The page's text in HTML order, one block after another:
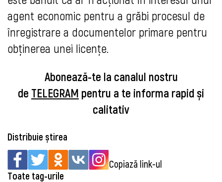
agent economic pentru a grăbi procesul de
înregistrare a documentelor primare pentru
obținerea unei licențe.
Abonează-te la canalul nostru
de TELEGRAM pentru a te informa rapid și
calitativ
Distribuie știrea
Copiază link-ul
Toate tag-urile